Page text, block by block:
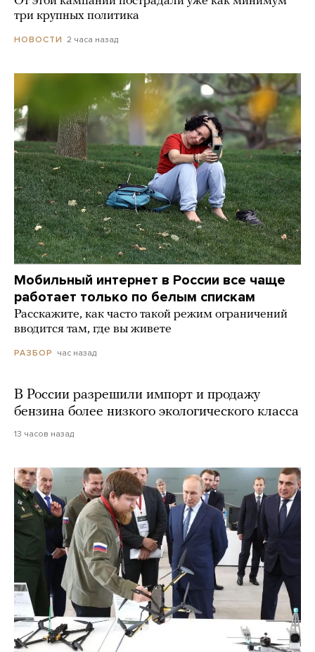
три крупных политика
НОВОСТИ 2 часа назад
Мобильный интернет в России все чаще
работает только по белым спискам
Расскажите, как часто такой режим ограничений
вводится там, где вы живете
РАЗБОР час назад
В России разрешили импорт и продажу
бензина более низкого экологического класса
13 часов назад